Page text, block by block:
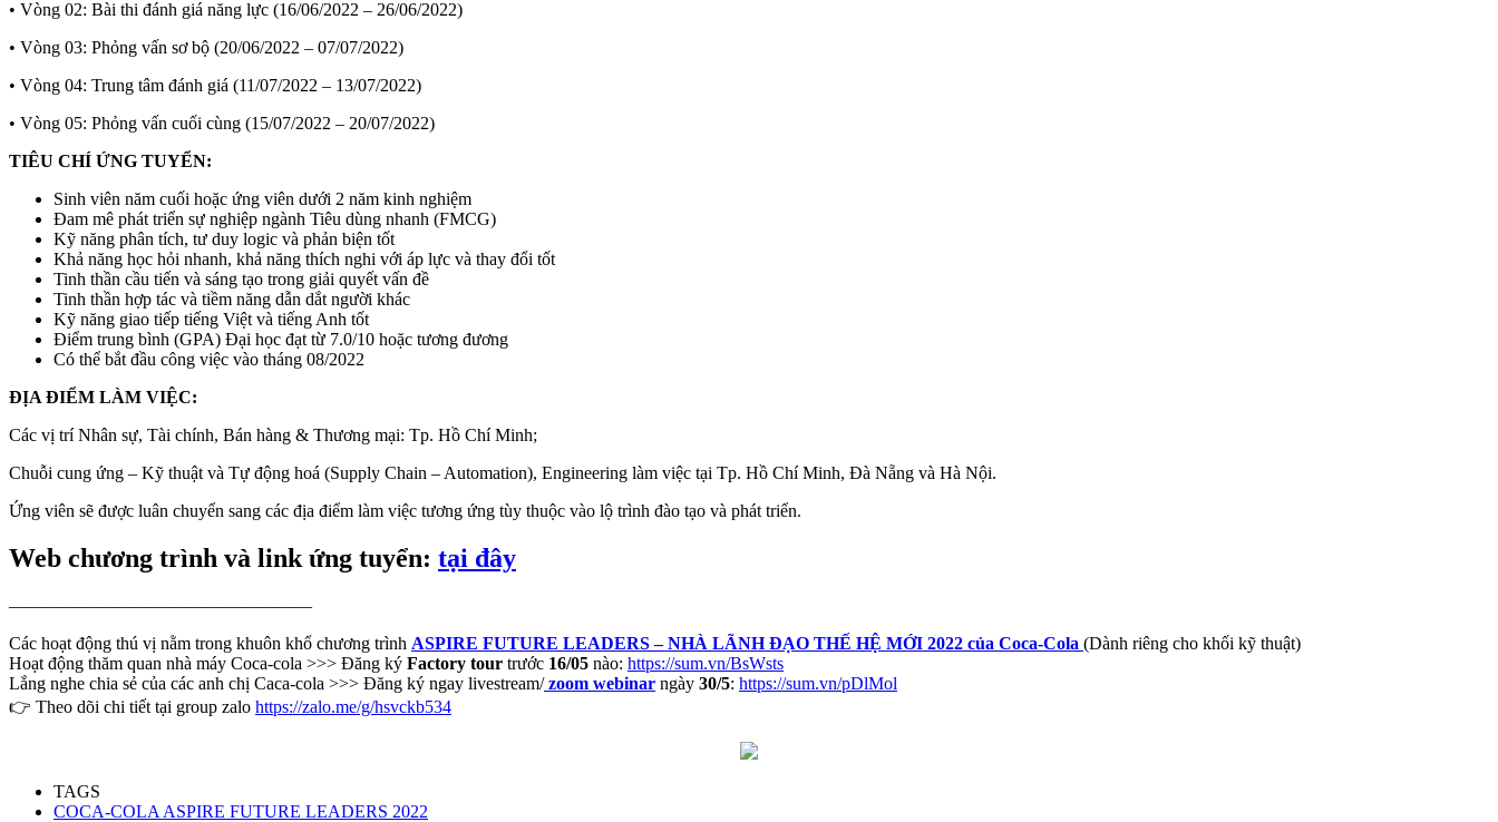
• Vòng 02: Bài thi đánh giá năng lực (16/06/2022 – 26/06/2022)
• Vòng 03: Phỏng vấn sơ bộ (20/06/2022 – 07/07/2022)
• Vòng 04: Trung tâm đánh giá (11/07/2022 – 13/07/2022)
• Vòng 05: Phỏng vấn cuối cùng (15/07/2022 – 20/07/2022)
TIÊU CHÍ ỨNG TUYỂN:
Sinh viên năm cuối hoặc ứng viên dưới 2 năm kinh nghiệm
Đam mê phát triển sự nghiệp ngành Tiêu dùng nhanh (FMCG)
Kỹ năng phân tích, tư duy logic và phản biện tốt
Khả năng học hỏi nhanh, khả năng thích nghi với áp lực và thay đổi tốt
Tinh thần cầu tiến và sáng tạo trong giải quyết vấn đề
Tinh thần hợp tác và tiềm năng dẫn dắt người khác
Kỹ năng giao tiếp tiếng Việt và tiếng Anh tốt
Điểm trung bình (GPA) Đại học đạt từ 7.0/10 hoặc tương đương
Có thể bắt đầu công việc vào tháng 08/2022
ĐỊA ĐIỂM LÀM VIỆC:
Các vị trí Nhân sự, Tài chính, Bán hàng & Thương mại: Tp. Hồ Chí Minh;
Chuỗi cung ứng – Kỹ thuật và Tự động hoá (Supply Chain – Automation), Engineering làm việc tại Tp. Hồ Chí Minh, Đà Nẵng và Hà Nội.
Ứng viên sẽ được luân chuyển sang các địa điểm làm việc tương ứng tùy thuộc vào lộ trình đào tạo và phát triển.
Web chương trình và link ứng tuyển: tại đây
—————————————————
Các hoạt động thú vị nằm trong khuôn khổ chương trình ASPIRE FUTURE LEADERS – NHÀ LÃNH ĐẠO THẾ HỆ MỚI 2022 của Coca-Cola (Dành riêng cho khối kỹ thuật)
Hoạt động thăm quan nhà máy Coca-cola >>> Đăng ký Factory tour trước 16/05 nào: https://sum.vn/BsWsts
Lắng nghe chia sẻ của các anh chị Caca-cola >>> Đăng ký ngay livestream/zoom webinar ngày 30/5: https://sum.vn/pDlMol
👉 Theo dõi chi tiết tại group zalo https://zalo.me/g/hsvckb534
TAGS
COCA-COLA ASPIRE FUTURE LEADERS 2022